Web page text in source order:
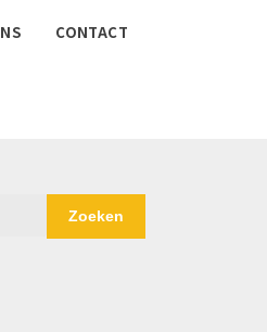
CONTACT
Zoeken